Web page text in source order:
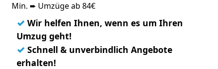
Min. ➨ Umzüge ab 84€
✓ Wir helfen Ihnen, wenn es um Ihren
Umzug geht!
✓ Schnell & unverbindlich Angebote
erhalten!